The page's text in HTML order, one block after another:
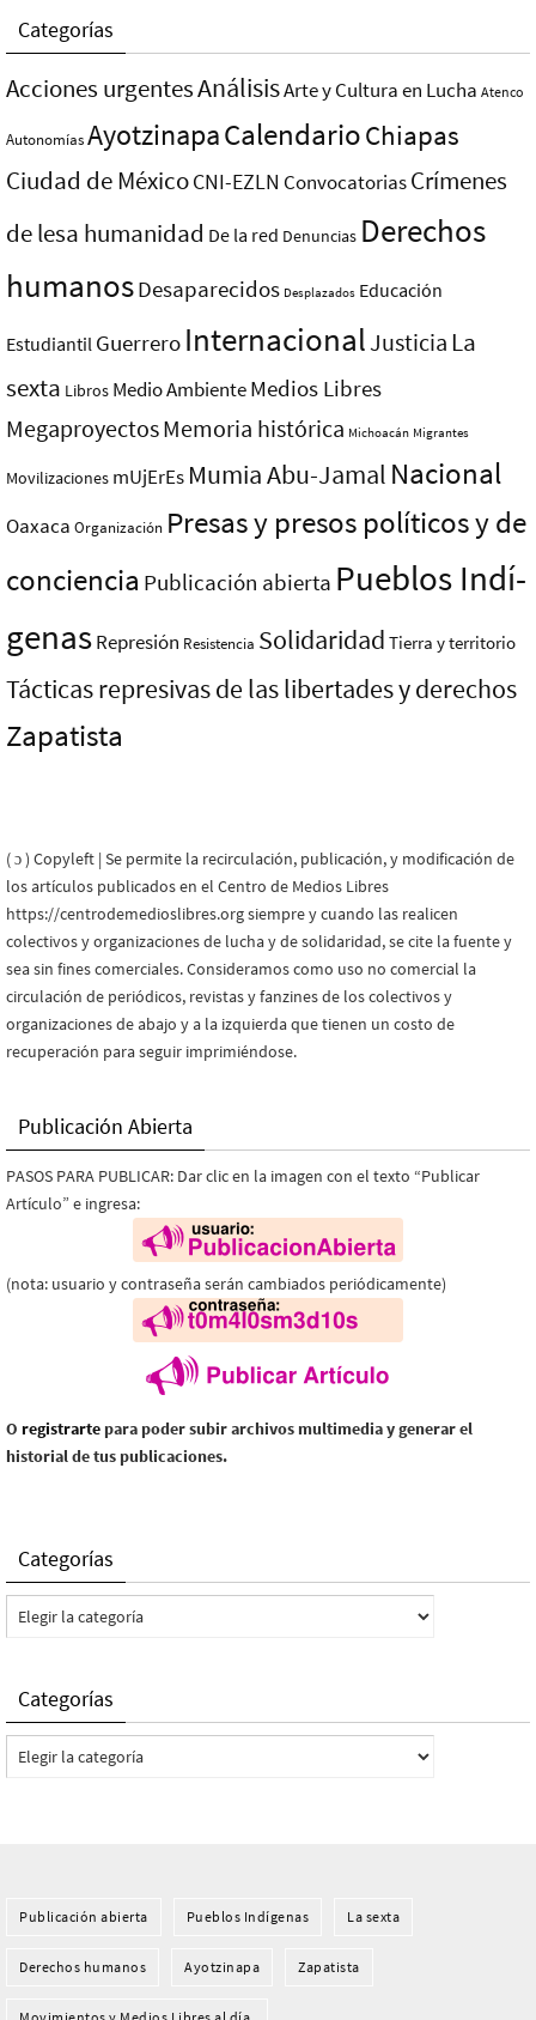
Categorías
Acciones urgentesAnálisisArte y Cultura en Lucha Atenco
AutonomíasAyotzinapaCalendarioChiapas
Ciudad de MéxicoCNI-EZLN ConvocatoriasCrímenes
de lesa humanidad De la red Denuncias Derechos
humanosDesaparecidos Desplazados Educación
Estudiantil Guerrero InternacionalJusticia La
sexta Libros Medio AmbienteMedios Libres
MegaproyectosMemoria histórica Michoacán Migrantes
Movilizaciones mUjErEs Mumia Abu-Jamal Nacional
Oaxaca Organización Presas y presos polí­ticos y de
conciencia Publicación abierta Pueblos Indí­
genasRepresión Resistencia Solidaridad Tierra y territorio
Tácticas represivas de las libertades y derechos
Zapatista
( ɔ ) Copyleft | Se permite la recirculación, publicación, y modificación de
los artículos publicados en el Centro de Medios Libres
https://centrodemedioslibres.org siempre y cuando las realicen
colectivos y organizaciones de lucha y de solidaridad, se cite la fuente y
sea sin fines comerciales. Consideramos como uso no comercial la
circulación de periódicos, revistas y fanzines de los colectivos y
organizaciones de abajo y a la izquierda que tienen un costo de
recuperación para seguir imprimiéndose.
Publicación Abierta
PASOS PARA PUBLICAR: Dar clic en la imagen con el texto “Publicar
Artículo” e ingresa:
(nota: usuario y contraseña serán cambiados periódicamente)
O registrarte para poder subir archivos multimedia y generar el
historial de tus publicaciones.
Categorías
Categorías
Categorías
Categorías
Publicación abierta Pueblos Indí­genas La sexta
Derechos humanos Ayotzinapa Zapatista